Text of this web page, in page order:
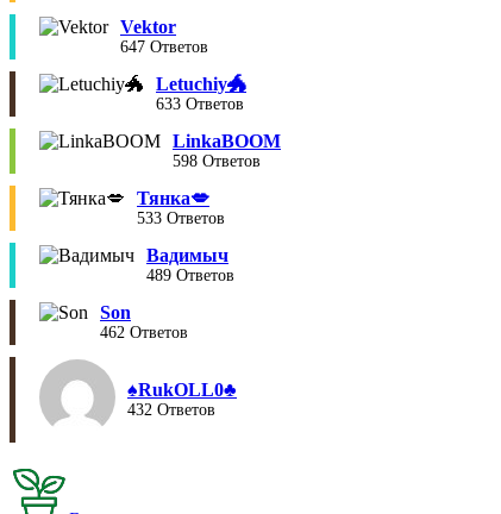
Vektor
647 Ответов
Letuchiy🐲
633 Ответов
LinkaBOOM
598 Ответов
Тянка💋
533 Ответов
Вадимыч
489 Ответов
Son
462 Ответов
♠︎RukOLL0♣︎
432 Ответов